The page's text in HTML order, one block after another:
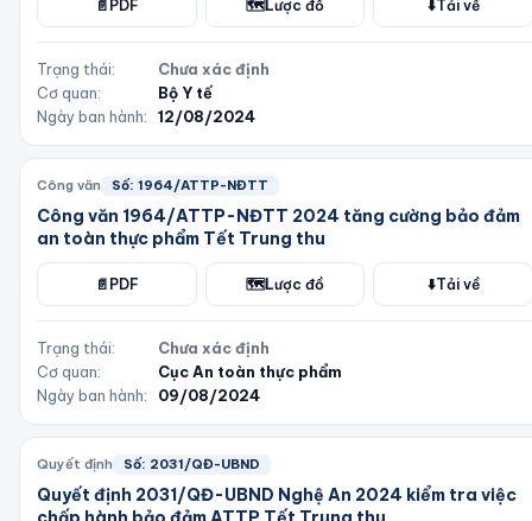
📄 PDF 🗺️Lược đồ ⬇️Tải về
Trạng thái:
Chưa xác định
Cơ quan:
Bộ Y tế
Ngày ban hành:
12/08/2024
Công văn Số: 1964/ATTP-NĐTT
Công văn 1964/ATTP-NĐTT 2024 tăng cường bảo đảm
an toàn thực phẩm Tết Trung thu
📄 PDF 🗺️Lược đồ ⬇️Tải về
Trạng thái:
Chưa xác định
Cơ quan:
Cục An toàn thực phẩm
Ngày ban hành:
09/08/2024
Quyết định Số: 2031/QĐ-UBND
Quyết định 2031/QĐ-UBND Nghệ An 2024 kiểm tra việc